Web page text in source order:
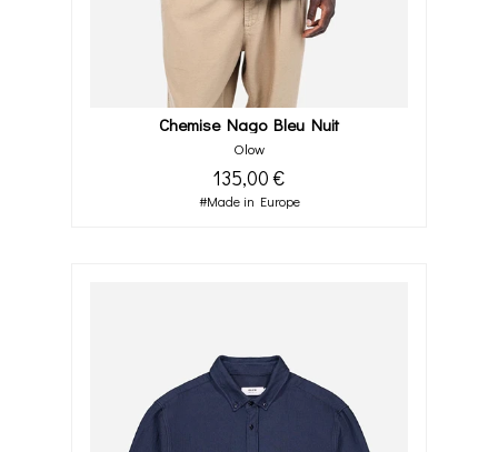
Chemise Nago Bleu Nuit
Olow
135,00 €
#Made in Europe